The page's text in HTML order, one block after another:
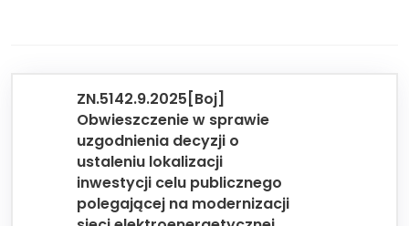
ZN.5142.9.2025[Boj]
Obwieszczenie w sprawie
uzgodnienia decyzji o
ustaleniu lokalizacji
inwestycji celu publicznego
polegającej na modernizacji